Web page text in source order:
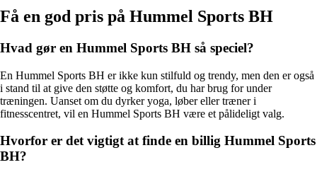
Få en god pris på Hummel Sports BH
Hvad gør en Hummel Sports BH så speciel?
En Hummel Sports BH er ikke kun stilfuld og trendy, men den er også
i stand til at give den støtte og komfort, du har brug for under
træningen. Uanset om du dyrker yoga, løber eller træner i
fitnesscentret, vil en Hummel Sports BH være et pålideligt valg.
Hvorfor er det vigtigt at finde en billig Hummel Sports
BH?